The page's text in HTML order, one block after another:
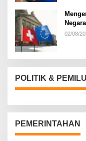
02/08/
POLITIK & PEMILU
PEMERINTAHAN